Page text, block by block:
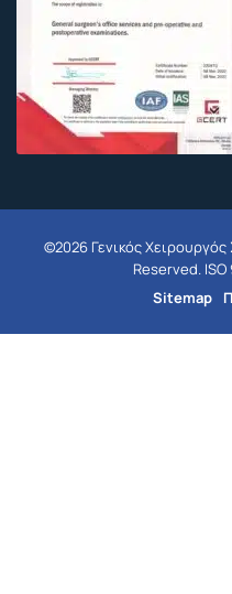
©2026 Γενικός
Reserved.
Sitemap